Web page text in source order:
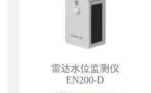
雷达水位监测仪
EN200-D